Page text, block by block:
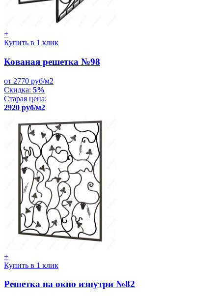
+
Купить в 1 клик
Кованая решетка №98
от 2770 руб/м2
Скидка: 5%
Старая цена:
2920 руб/м2
+
Купить в 1 клик
Решетка на окно изнутри №82